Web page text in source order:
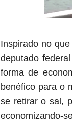
Inspirado no
deputado
forma de
benéfico para o
se retirar o sal,
economizando-